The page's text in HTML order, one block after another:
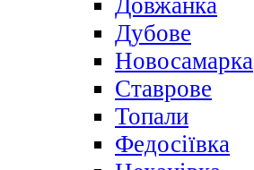
Довжанка
Дубове
Новосамарка
Ставрове
Топали
Федосіївка